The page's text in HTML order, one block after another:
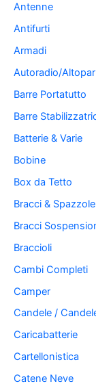
Antenne
Antifurti
Armadi
Autoradio/
Barre Portatutto
Barre
Batterie & Varie
Bobine
Box da Tetto
Bracci &
Bracci
Braccioli
Cambi Completi
Camper
Candele /
Caricabatterie
Cartellonistica
Catene Neve